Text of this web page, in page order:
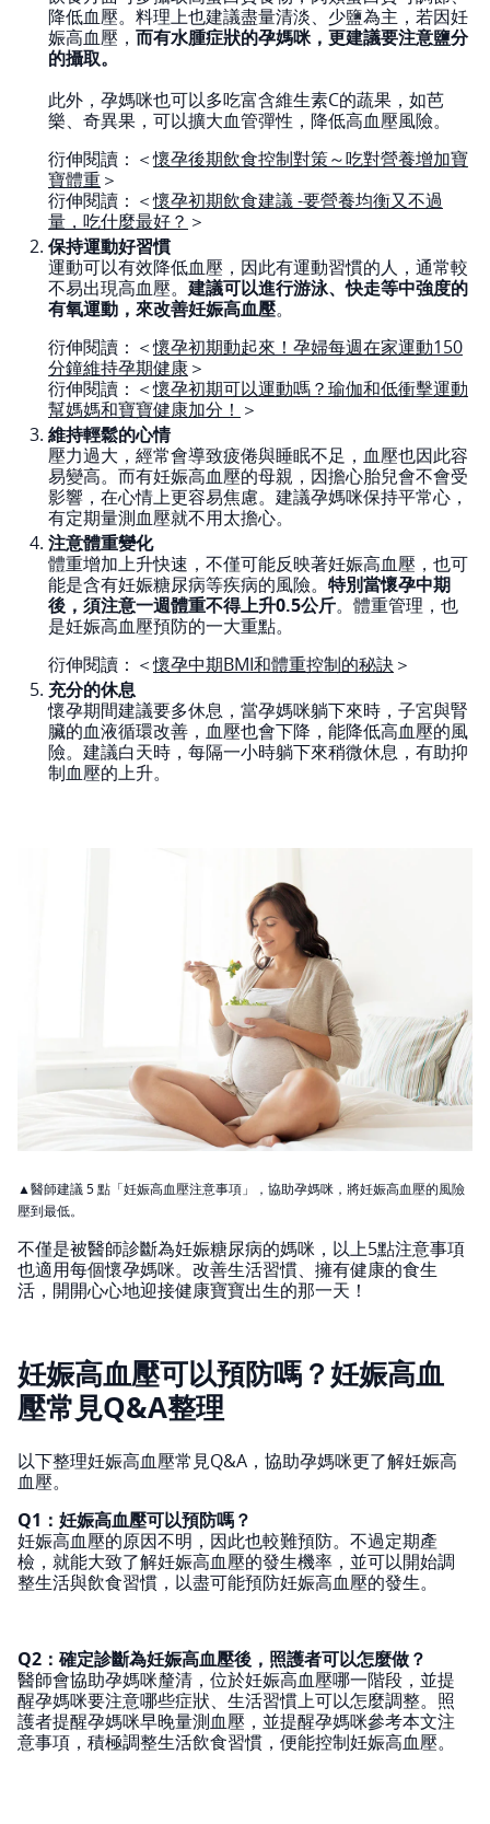
降低血壓。料理上也建議盡量清淡、少鹽為主，若因妊
娠高血壓， 而有水腫症狀的孕媽咪，更建議要注意鹽分
的攝取。
此外，孕媽咪也可以多吃富含維生素C的蔬果，如芭
樂、奇異果，可以擴大血管彈性，降低高血壓風險。
衍伸閱讀：＜懷孕後期飲食控制對策～吃對營養增加寶
寶體重＞
衍伸閱讀：＜懷孕初期飲食建議 -要營養均衡又不過
量，吃什麼最好？ ＞
保持運動好習慣
運動可以有效降低血壓，因此有運動習慣的人，通常較
不易出現高血壓。 建議可以進行游泳、快走等中強度的
有氧運動，來改善妊娠高血壓。
衍伸閱讀：＜懷孕初期動起來！孕婦每週在家運動150
分鐘維持孕期健康＞
衍伸閱讀：＜懷孕初期可以運動嗎？瑜伽和低衝擊運動
幫媽媽和寶寶健康加分！ ＞
維持輕鬆的心情
壓力過大，經常會導致疲倦與睡眠不足，血壓也因此容
易變高。而有妊娠高血壓的母親，因擔心胎兒會不會受
影響，在心情上更容易焦慮。建議孕媽咪保持平常心，
有定期量測血壓就不用太擔心。
注意體重變化
體重增加上升快速，不僅可能反映著妊娠高血壓，也可
能是含有妊娠糖尿病等疾病的風險。 特別當懷孕中期
後，須注意一週體重不得上升0.5公斤。體重管理，也
是妊娠高血壓預防的一大重點。
衍伸閱讀：＜懷孕中期BMI和體重控制的秘訣＞
充分的休息
懷孕期間建議要多休息，當孕媽咪躺下來時，子宮與腎
臟的血液循環改善，血壓也會下降，能降低高血壓的風
險。建議白天時，每隔一小時躺下來稍微休息，有助抑
制血壓的上升。
▲醫師建議 5 點「妊娠高血壓注意事項」，協助孕媽咪，將妊娠高血壓的風險
壓到最低。
不僅是被醫師診斷為妊娠糖尿病的媽咪，以上5點注意事項
也適用每個懷孕媽咪。改善生活習慣、擁有健康的食生
活，開開心心地迎接健康寶寶出生的那一天！
妊娠高血壓可以預防嗎？妊娠高血
壓常見Q&A整理
以下整理妊娠高血壓常見Q&A，協助孕媽咪更了解妊娠高
血壓。
Q1：妊娠高血壓可以預防嗎？
妊娠高血壓的原因不明，因此也較難預防。不過定期產
檢，就能大致了解妊娠高血壓的發生機率，並可以開始調
整生活與飲食習慣，以盡可能預防妊娠高血壓的發生。
Q2：確定診斷為妊娠高血壓後，照護者可以怎麼做？
醫師會協助孕媽咪釐清，位於妊娠高血壓哪一階段，並提
醒孕媽咪要注意哪些症狀、生活習慣上可以怎麼調整。照
護者提醒孕媽咪早晚量測血壓，並提醒孕媽咪參考本文注
意事項，積極調整生活飲食習慣，便能控制妊娠高血壓。